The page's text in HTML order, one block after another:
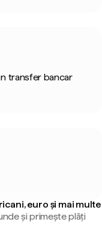
transfer bancar
euro și mai multe
și primește plăți